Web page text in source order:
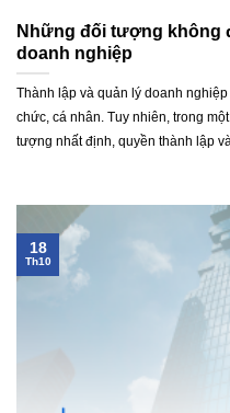
Những đối tượng không
doanh nghiệp
Thành lập và quản lý doanh
chức, cá nhân. Tuy nhiên, trong
tượng nhất định, quyền thành lập
18
Th10